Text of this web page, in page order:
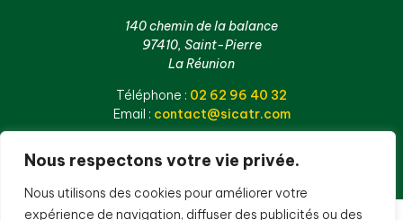
Nous respectons votre vie privée.
Nous utilisons des cookies pour améliorer votre
expérience de navigation, diffuser des publicités ou des
140 chemin de la balance
97410, Saint-Pierre
La Réunion
Téléphone : 02 62 96 40 32
Email : contact@sicatr.com